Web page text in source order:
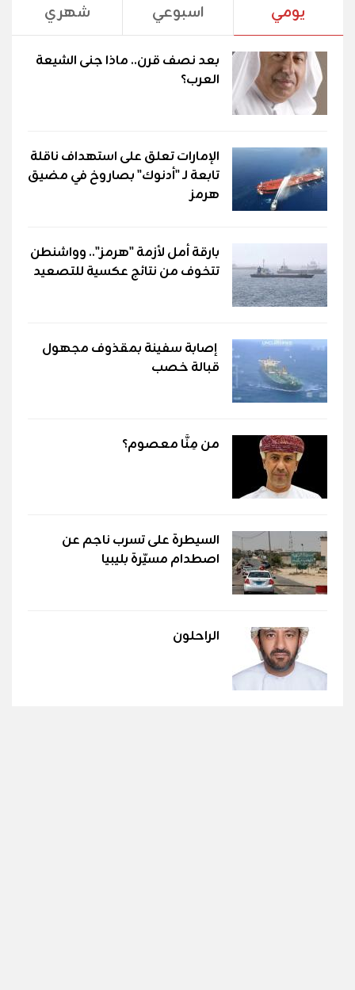
يومي اسبوعي شهري
بعد نصف قرن.. ماذا جنى الشيعة
العرب؟
الإمارات تعلق على استهداف ناقلة
تابعة لـ "أدنوك" بصاروخ في مضيق
هرمز
بارقة أمل لأزمة "هرمز".. وواشنطن
تتخوف من نتائج عكسية للتصعيد
إصابة سفينة بمقذوف مجهول
قبالة خصب
من مِنَّا معصوم؟
السيطرة على تسرب ناجم عن
اصطدام مسيّرة بليبيا
الراحلون